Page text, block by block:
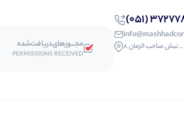
37277867
نبش صاحب الزمان 8 مجـــوز‌های‌دریافت‌شده
PERMISSIONS RECEIVED